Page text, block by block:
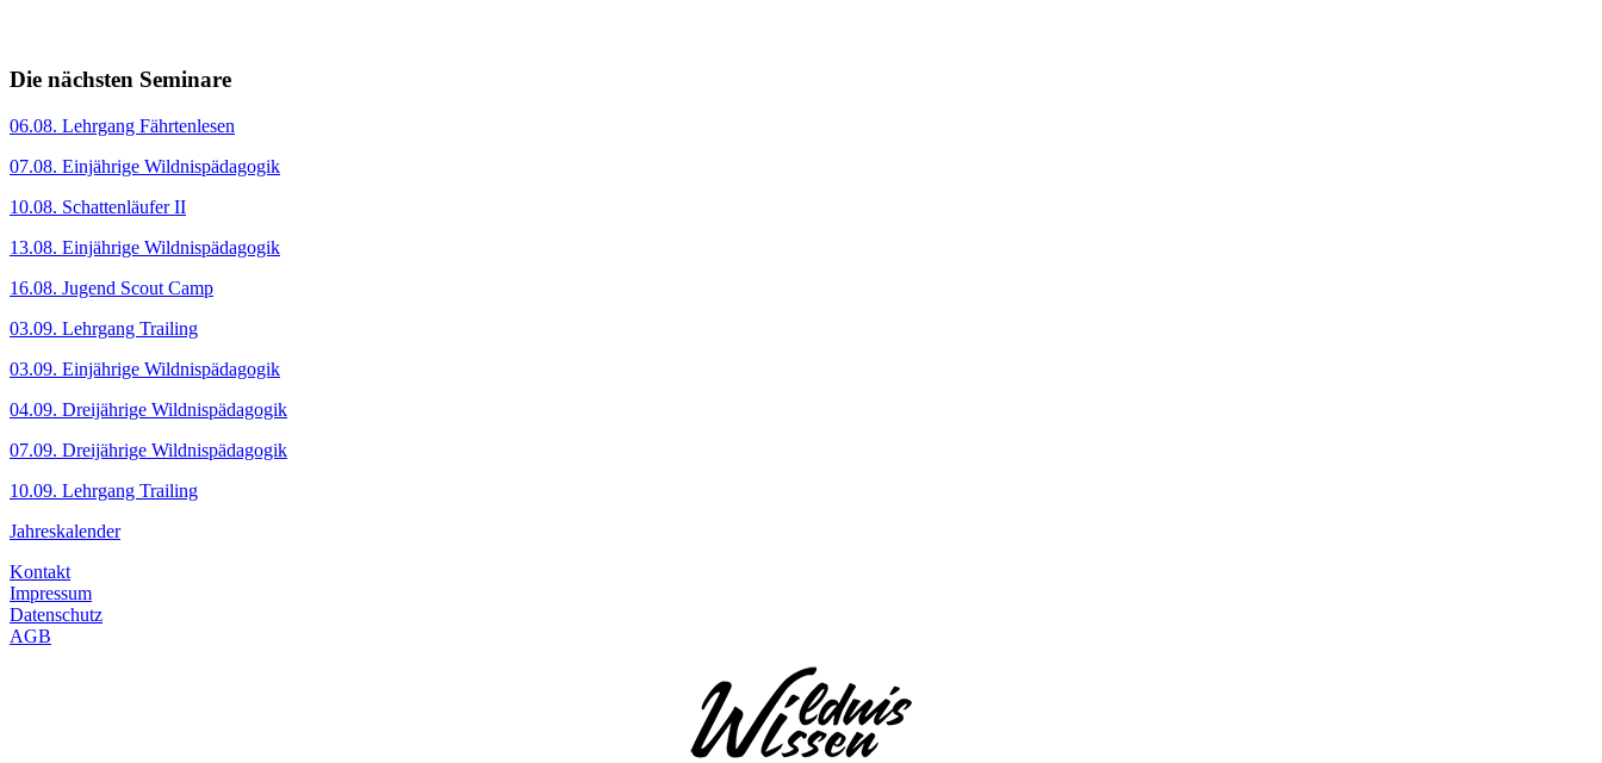
Die nächsten Seminare
06.08. Lehrgang Fährtenlesen
07.08. Einjährige Wildnispädagogik
10.08. Schattenläufer II
13.08. Einjährige Wildnispädagogik
16.08. Jugend Scout Camp
03.09. Lehrgang Trailing
03.09. Einjährige Wildnispädagogik
04.09. Dreijährige Wildnispädagogik
07.09. Dreijährige Wildnispädagogik
10.09. Lehrgang Trailing
Jahreskalender
Kontakt
Impressum
Datenschutz
AGB